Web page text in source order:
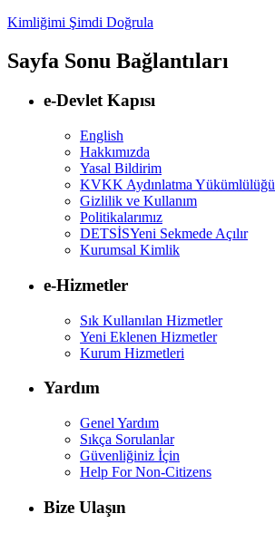
Kimliğimi Şimdi Doğrula
Sayfa Sonu Bağlantıları
e-Devlet Kapısı
English
Hakkımızda
Yasal Bildirim
KVKK Aydınlatma Yükümlülüğü
Gizlilik ve Kullanım
Politikalarımız
DETSİSYeni Sekmede Açılır
Kurumsal Kimlik
e-Hizmetler
Sık Kullanılan Hizmetler
Yeni Eklenen Hizmetler
Kurum Hizmetleri
Yardım
Genel Yardım
Sıkça Sorulanlar
Güvenliğiniz İçin
Help For Non-Citizens
Bize Ulaşın